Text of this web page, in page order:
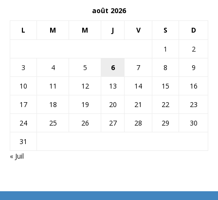
août 2026
L M M J V S D
1
2
3
4 5 6 7 8
9
10
11 12 13 14 15
16
17
18 19 20 21 22
23
24
25 26 27 28 29
30
31
« Juil